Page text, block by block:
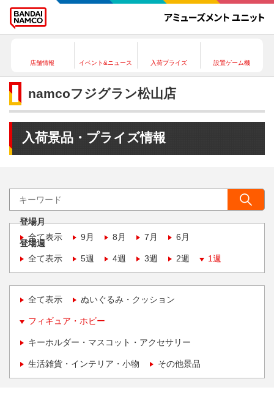
店舗情報 イベント&ニュース 入荷プライズ 設置ゲーム機
namcoフジグラン松山店
入荷景品・プライズ情報
登場月
全て表示
9月 8月 7月 6月
登場週
全て表示
5週 4週 3週 2週 1週
全て表示 ぬいぐるみ・クッション
フィギュア・ホビー
キーホルダー・マスコット・アクセサリー
生活雑貨・インテリア・小物 その他景品